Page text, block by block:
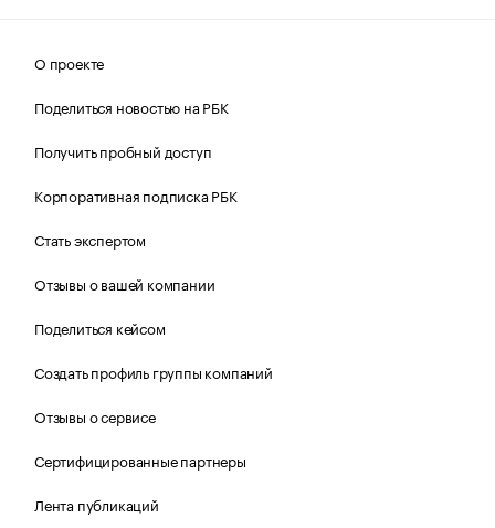
О проекте
Поделиться новостью на РБК
Получить пробный доступ
Корпоративная подписка РБК
Стать экспертом
Отзывы о вашей компании
Поделиться кейсом
Создать профиль группы компаний
Отзывы о сервисе
Сертифицированные партнеры
Лента публикаций